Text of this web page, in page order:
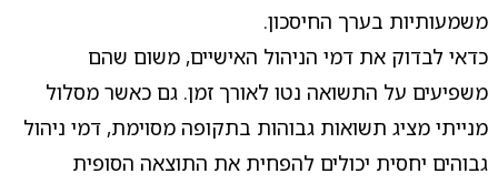
משמעותיות בערך החיסכון.
כדאי לבדוק את דמי הניהול האישיים, משום שהם
משפיעים על התשואה נטו לאורך זמן. גם כאשר מסלול
מנייתי מציג תשואות גבוהות בתקופה מסוימת, דמי ניהול
גבוהים יחסית יכולים להפחית את התוצאה הסופית